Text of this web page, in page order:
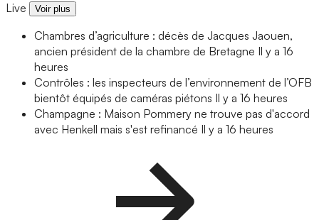
Live Voir plus
Chambres d’agriculture : décès de Jacques Jaouen,
ancien président de la chambre de Bretagne Il y a 16
heures
Contrôles : les inspecteurs de l’environnement de l’OFB
bientôt équipés de caméras piétons Il y a 16 heures
Champagne : Maison Pommery ne trouve pas d'accord
avec Henkell mais s'est refinancé Il y a 16 heures